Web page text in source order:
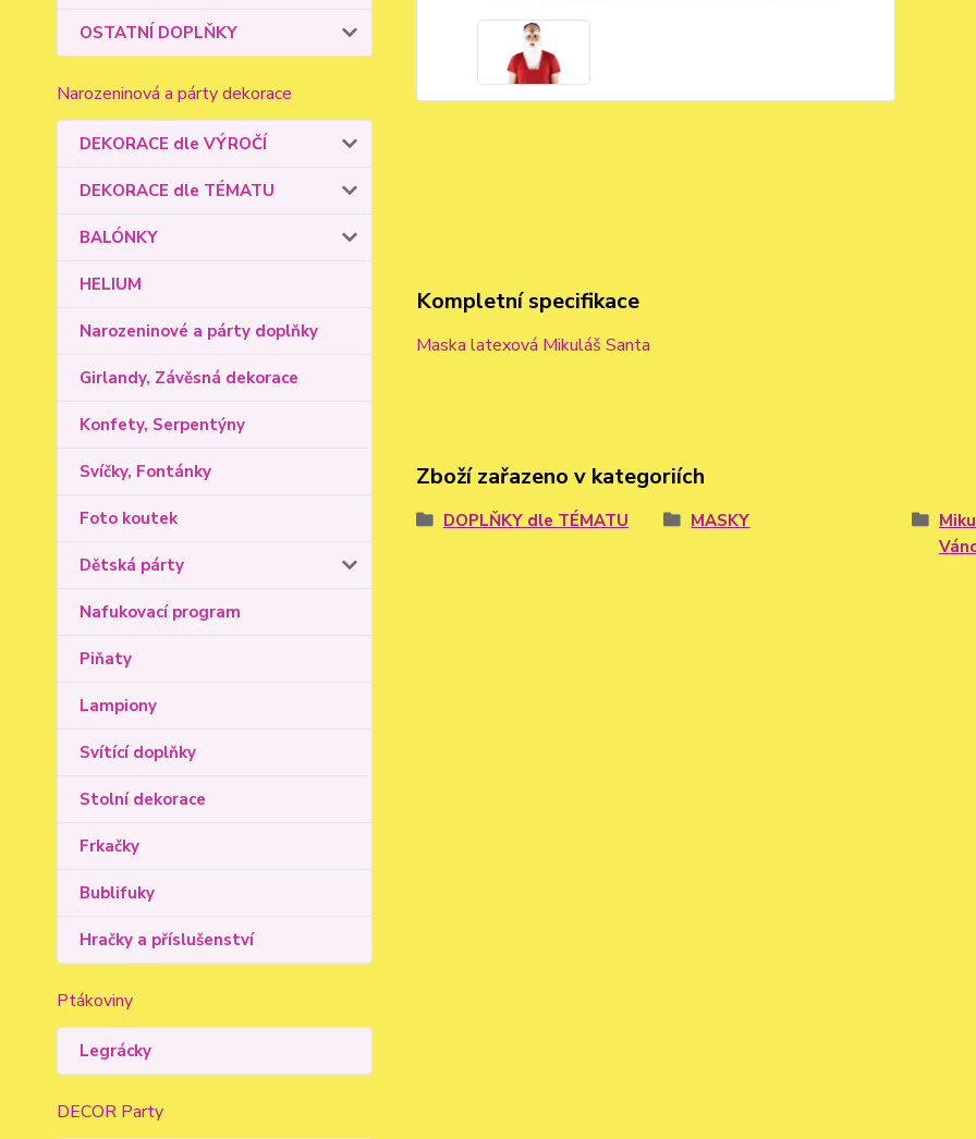
OSTATNÍ DOPLŇKY
Narozeninová a párty dekorace
DEKORACE dle VÝROČÍ
DEKORACE dle TÉMATU
BALÓNKY
HELIUM
Narozeninové a párty doplňky
Girlandy, Závěsná dekorace
Konfety, Serpentýny
Svíčky, Fontánky
Foto koutek
Dětská párty
Nafukovací program
Piňaty
Lampiony
Svítící doplňky
Stolní dekorace
Frkačky
Bublifuky
Hračky a příslušenství
Ptákoviny
Legrácky
DECOR Party
Kompletní specifikace
Maska latexová Mikuláš Santa
Zboží zařazeno v kategoriích
DOPLŇKY dle TÉMATU MASKY